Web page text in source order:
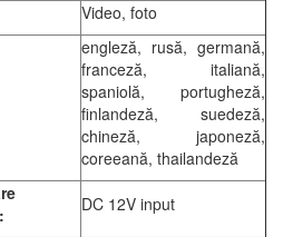
Video, foto
engleză, rusă, germană,
franceză, italiană,
spaniolă, portugheză,
finlandeză, suedeză,
chineză, japoneză,
coreeană, thailandeză
DC 12V input